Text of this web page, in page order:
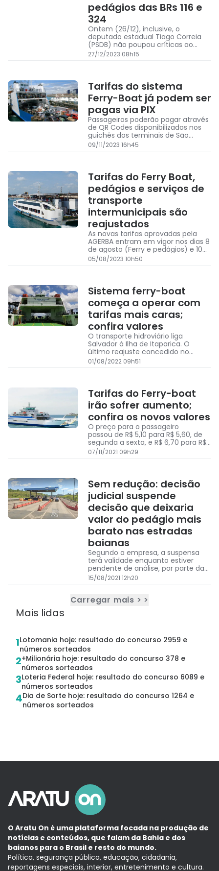
pedágios das BRs 116 e
324
Ontem (26/12), inclusive, o
deputado estadual Tiago Correia
(PSDB) não poupou críticas ao
novo aumento das tarifas de
pedágio operadas pela ViaBahia e
27/12/2023 08h15
Tarifas do sistema
Ferry-Boat já podem ser
pagas via PIX
Passageiros poderão pagar através
de QR Codes disponibilizados nos
guichês dos terminais de São
Joaquim e Bom Despacho
09/11/2023 16h45
Tarifas do Ferry Boat,
pedágios e serviços de
transporte
intermunicipais são
reajustados
As novas tarifas aprovadas pela
AGERBA entram em vigor nos dias 8
de agosto (Ferry e pedágios) e 10
de agosto (transporte
intermunicipal)
05/08/2023 10h50
Sistema ferry-boat
começa a operar com
tarifas mais caras;
confira valores
O transporte hidroviário liga
Salvador à Ilha de Itaparica. O
último reajuste concedido no
sistema foi autorizado em
novembro de 2021.
01/08/2022 09h51
Tarifas do Ferry-boat
irão sofrer aumento;
confira os novos valores
O preço para o passageiro
passou de R$ 5,10 para R$ 5,60, de
segunda a sexta, e R$ 6,70 para R$
7,40, nos fins de semana e
feriados, o que corresponde a um
07/11/2021 09h29
Sem redução: decisão
judicial suspende
decisão que deixaria
valor do pedágio mais
barato nas estradas
baianas
Segundo a empresa, a suspensa
terá validade enquanto estiver
pendente de análise, por parte da
Agência Nacional de Transportes
Terrestres (ANTT), direitos da
Contrato de Concessão.
15/08/2021 12h20
Carregar mais > >
Mais lidas
1Lotomania hoje: resultado do concurso 2959 e
números sorteados
2+Milionária hoje: resultado do concurso 378 e
números sorteados
3Loteria Federal hoje: resultado do concurso 6089 e
números sorteados
4Dia de Sorte hoje: resultado do concurso 1264 e
números sorteados
O Aratu On é uma plataforma focada na produção de
notícias e conteúdos, que falam da Bahia e dos
baianos para o Brasil e resto do mundo.
Política, segurança pública, educação, cidadania,
reportagens especiais, interior, entretenimento e cultura.